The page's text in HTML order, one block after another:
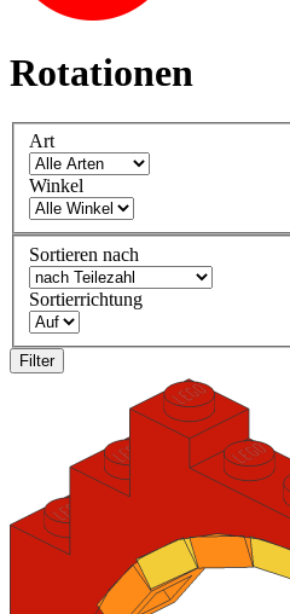
Rotationen
Art
Winkel
Sortieren nach
Sortierrichtung
Filter